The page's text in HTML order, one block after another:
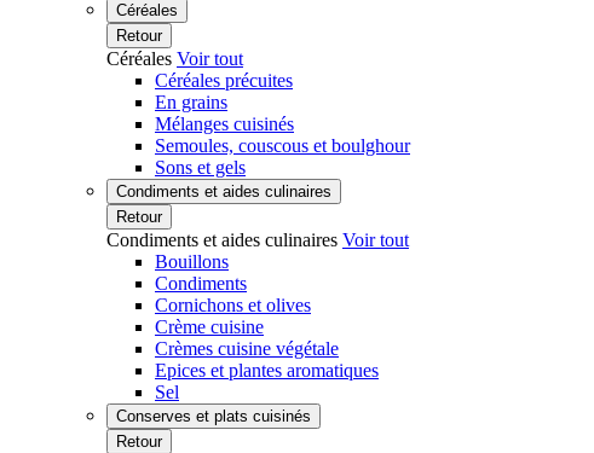
Céréales
Retour
Céréales Voir tout
Céréales précuites
En grains
Mélanges cuisinés
Semoules, couscous et boulghour
Sons et gels
Condiments et aides culinaires
Retour
Condiments et aides culinaires Voir tout
Bouillons
Condiments
Cornichons et olives
Crème cuisine
Crèmes cuisine végétale
Epices et plantes aromatiques
Sel
Conserves et plats cuisinés
Retour